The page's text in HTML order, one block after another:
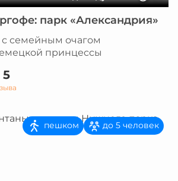
парк «Александрия»
с семейным очагом
принцессы
5
пешком до 5 человек